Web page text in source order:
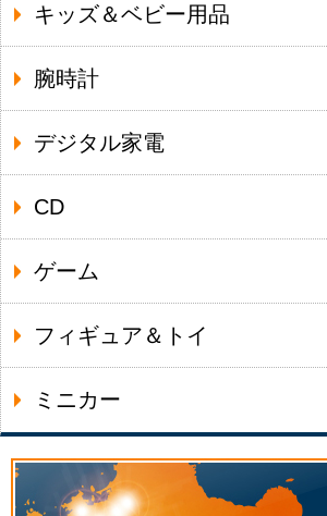
キッズ＆ベビー用品
腕時計
デジタル家電
CD
ゲーム
フィギュア＆トイ
ミニカー